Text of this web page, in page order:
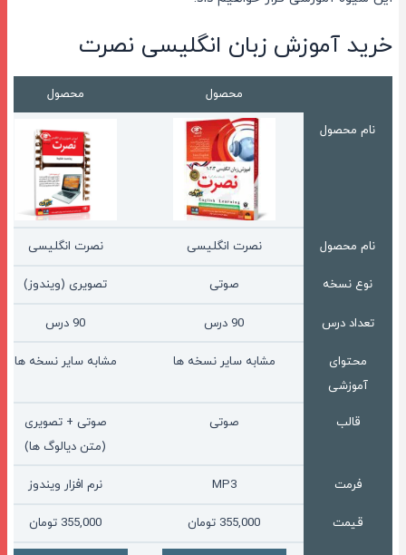
خرید آموزش زبان انگلیسی نصرت
محصول محصول
نام محصول
نام محصول نصرت انگلیسی نصرت انگلیسی
نوع نسخه صوتی تصویری (ویندوز)
تعداد درس 90 درس 90 درس
محتوای
آموزشی
مشابه سایر نسخه ها مشابه سایر نسخه ها
قالب صوتی
صوتی + تصویری
(متن دیالوگ ها)
فرمت MP3 نرم افزار ویندوز
قیمت 355,000 تومان 355,000 تومان